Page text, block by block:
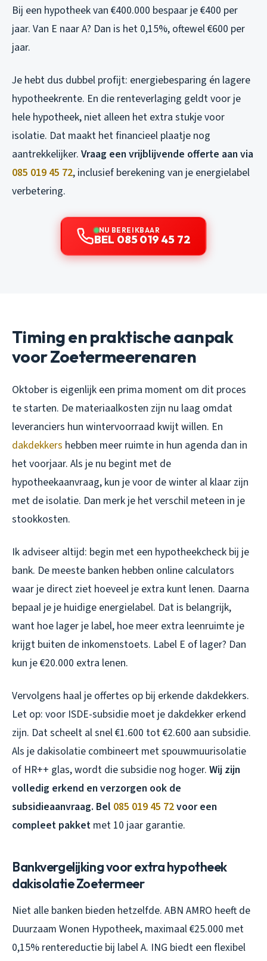
Bij een hypotheek van €400.000 bespaar je €400 per
jaar. Van E naar A? Dan is het 0,15%, oftewel €600 per
jaar.
Je hebt dus dubbel profijt: energiebesparing én lagere
hypotheekrente. En die renteverlaging geldt voor je
hele hypotheek, niet alleen het extra stukje voor
isolatie. Dat maakt het financieel plaatje nog
aantrekkelijker. Vraag een vrijblijvende offerte aan via
085 019 45 72, inclusief berekening van je energielabel
verbetering.
NU BEREIKBAAR
BEL 085 019 45 72
Timing en praktische aanpak
voor Zoetermeerenaren
Oktober is eigenlijk een prima moment om dit proces
te starten. De materiaalkosten zijn nu laag omdat
leveranciers hun wintervoorraad kwijt willen. En
dakdekkers hebben meer ruimte in hun agenda dan in
het voorjaar. Als je nu begint met de
hypotheekaanvraag, kun je voor de winter al klaar zijn
met de isolatie. Dan merk je het verschil meteen in je
stookkosten.
Ik adviseer altijd: begin met een hypotheekcheck bij je
bank. De meeste banken hebben online calculators
waar je direct ziet hoeveel je extra kunt lenen. Daarna
bepaal je je huidige energielabel. Dat is belangrijk,
want hoe lager je label, hoe meer extra leenruimte je
krijgt buiten de inkomenstoets. Label E of lager? Dan
kun je €20.000 extra lenen.
Vervolgens haal je offertes op bij erkende dakdekkers.
Let op: voor ISDE-subsidie moet je dakdekker erkend
zijn. Dat scheelt al snel €1.600 tot €2.600 aan subsidie.
Als je dakisolatie combineert met spouwmuurisolatie
of HR++ glas, wordt die subsidie nog hoger. Wij zijn
volledig erkend en verzorgen ook de
subsidieaanvraag. Bel 085 019 45 72voor een
compleet pakket met 10 jaar garantie.
Bankvergelijking voor extra hypotheek
dakisolatie Zoetermeer
Niet alle banken bieden hetzelfde. ABN AMRO heeft de
Duurzaam Wonen Hypotheek, maximaal €25.000 met
0,15% rentereductie bij label A. ING biedt een flexibel